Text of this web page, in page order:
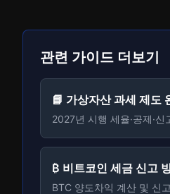
관련 가이드 더보기
📘 가상자산 과세 제도
2027년 시행 세율·공제·신
₿ 비트코인 세금 신고
BTC 양도차익 계산 및 신